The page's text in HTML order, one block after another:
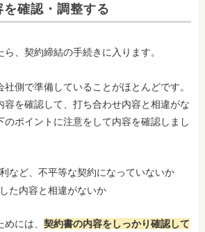
確認・調整する
、契約締結の手続きに入ります。
側で準備していることがほとんどです。
容を確認して、打ち合わせ内容と相違がな
のポイントに注意をして内容を確認しまし
など、不平等な契約になっていないか
た内容と相違がないか
には、 契約書の内容をしっかり確認して